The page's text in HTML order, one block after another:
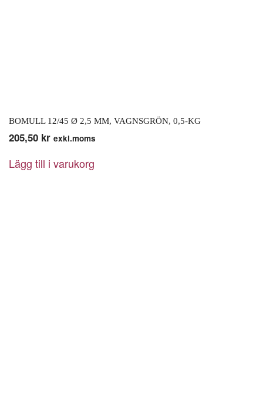
BOMULL 12/45 Ø 2,5 MM, VAGNSGRÖN, 0,5-KG
205,50 kr exkl.moms
Lägg till i varukorg